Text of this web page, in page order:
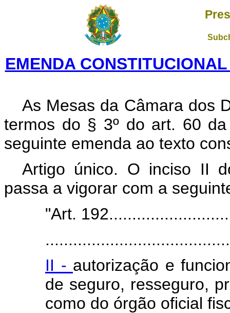
EMENDA
As Mesas da Câmara dos
termos do § 3º do art. 60
seguinte emenda ao texto
Artigo único. O inciso II
passa a vigorar com a
"Art.
II - autorização e
de seguro, resseguro,
como do órgão oficial